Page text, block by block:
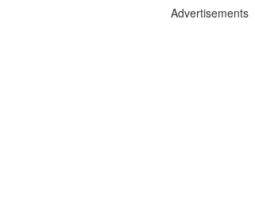
Advertisements